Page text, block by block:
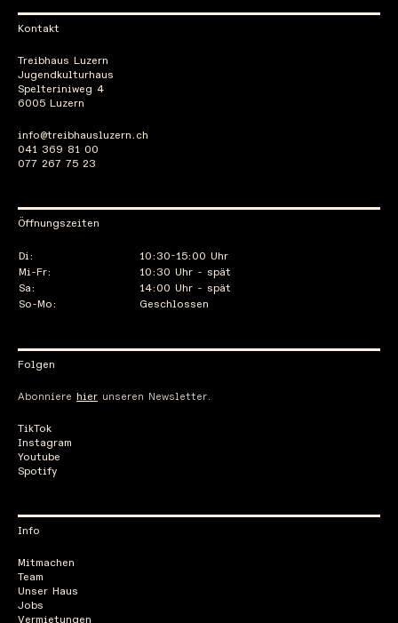
Kontakt
Treibhaus Luzern
Jugendkulturhaus
Spelteriniweg 4
6005 Luzern
info@treibhausluzern.ch
041 369 81 00
077 267 75 23
Folgen
Abonniere hier unseren Newsletter.
TikTok
Instagram
Youtube
Spotify
Info
Mitmachen
Team
Unser Haus
Jobs
Vermietungen
Öffnungszeiten
Di:
10:30-15:00 Uhr
Mi-Fr:
10:30 Uhr - spät
Sa:
14:00 Uhr - spät
So-Mo:
Geschlossen